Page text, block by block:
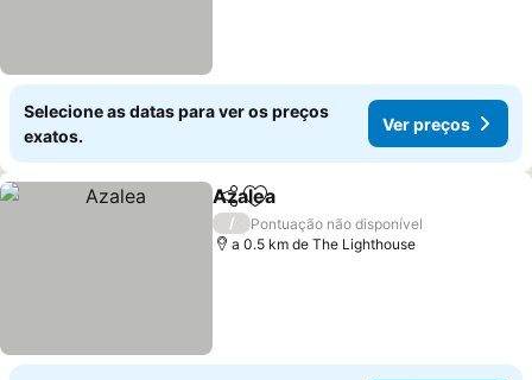
Selecione as datas para ver os preços
exatos.
Ver preços
PartilharAdicionar aos favoritos
Azalea
/
Pontuação não disponível
a 0.5 km de The Lighthouse